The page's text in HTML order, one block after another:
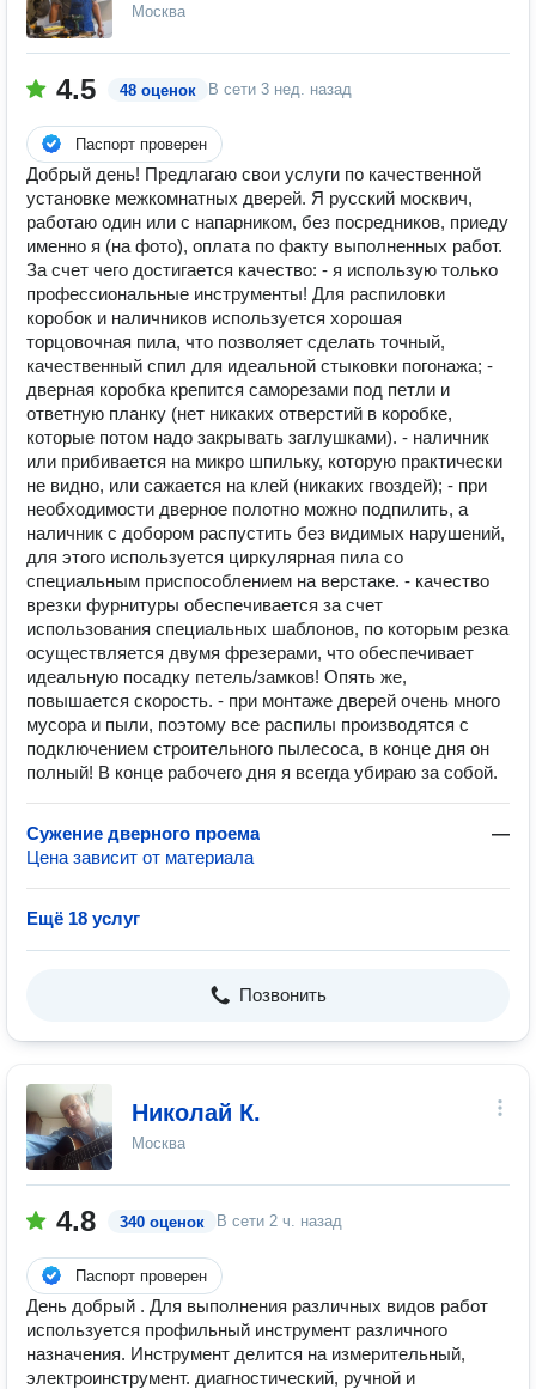
Москва
4.5 48 оценок В сети 3 нед. назад
Паспорт проверен
Добрый день! Предлагаю свои услуги по качественной
установке межкомнатных дверей. Я русский москвич,
работаю один или с напарником, без посредников, приеду
именно я (на фото), оплата по факту выполненных работ.
За счет чего достигается качество: - я использую только
профессиональные инструменты! Для распиловки
коробок и наличников используется хорошая
торцовочная пила, что позволяет сделать точный,
качественный спил для идеальной стыковки погонажа; -
дверная коробка крепится саморезами под петли и
ответную планку (нет никаких отверстий в коробке,
которые потом надо закрывать заглушками). - наличник
или прибивается на микро шпильку, которую практически
не видно, или сажается на клей (никаких гвоздей); - при
необходимости дверное полотно можно подпилить, а
наличник с добором распустить без видимых нарушений,
для этого используется циркулярная пила со
специальным приспособлением на верстаке. - качество
врезки фурнитуры обеспечивается за счет
использования специальных шаблонов, по которым резка
осуществляется двумя фрезерами, что обеспечивает
идеальную посадку петель/замков! Опять же,
повышается скорость. - при монтаже дверей очень много
мусора и пыли, поэтому все распилы производятся с
подключением строительного пылесоса, в конце дня он
полный! В конце рабочего дня я всегда убираю за собой.
Сужение дверного проема
—
Цена зависит от материала
Ещё 18 услуг
Позвонить
Николай К.
Москва
4.8 340 оценок В сети 2 ч. назад
Паспорт проверен
День добрый . Для выполнения различных видов работ
используется профильный инструмент различного
назначения. Инструмент делится на измерительный,
электроинструмент. диагностический, ручной и